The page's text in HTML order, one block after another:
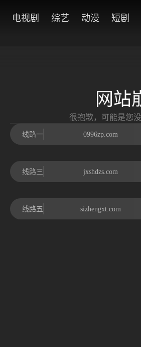
电视剧 综艺 动漫 短剧
网站
很抱歉，可能是您
线路一 0996zp.com
线路三 jxshdzs.com
线路五 sizhengxt.com